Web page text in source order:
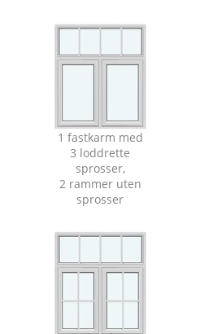
1 fastkarm med
3 loddrette
sprosser,
2 rammer uten
sprosser